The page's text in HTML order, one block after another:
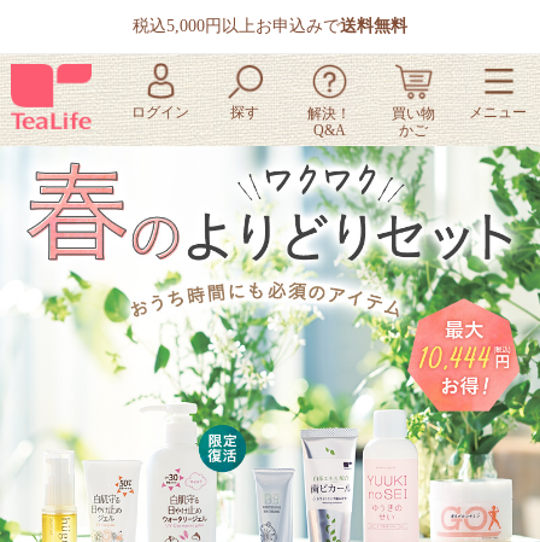
税込5,000円以上お申込みで送料無料